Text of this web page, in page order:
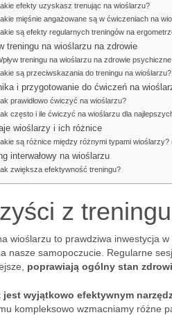
efekty uzyskasz trenując na wioślarzu?
mięśnie angażowane są w ćwiczeniach na
są efekty regularnych treningów na
treningu na wioślarzu na zdrowie
treningu na wioślarzu na zdrowie
są przeciwskazania do treningu na wioślarzu?
i przygotowanie do ćwiczeń na
prawidłowo ćwiczyć na wioślarzu?
często i ile ćwiczyć na wioślarzu dla
wioślarzy i ich różnice
są różnice między różnymi typami
interwałowy na wioślarzu
zwiększa efektywność treningu?
z
wioślarzu to prawdziwa inwestycja
nasze samopoczucie. Regularne
poprawiają ogólny stan
jest wyjątkowo efektywnym
kompleksowo wzmacniamy różne